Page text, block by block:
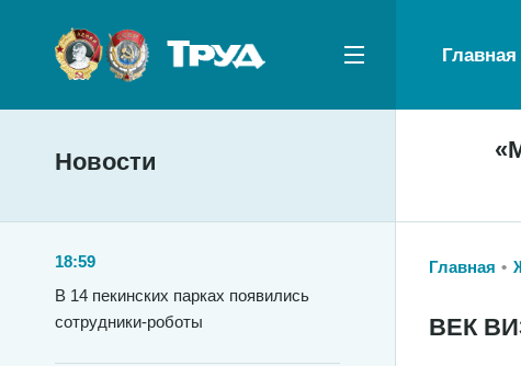
Главная
Новости
18:59
В 14 пекинских парках появились
сотрудники-роботы
Главная
ВЕК